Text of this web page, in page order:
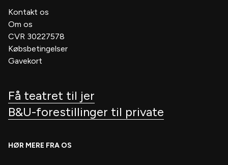
Kontakt os
Om os
CVR 30227578
Købsbetingelser
Gavekort
Få teatret til jer
B&U-forestillinger til private
HØR MERE FRA OS